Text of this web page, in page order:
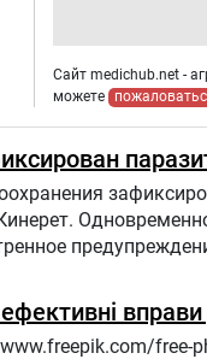
Сайт medichub.net -
можете
free-